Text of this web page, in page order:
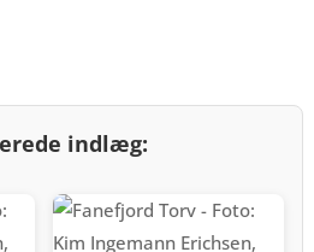
indlæg: